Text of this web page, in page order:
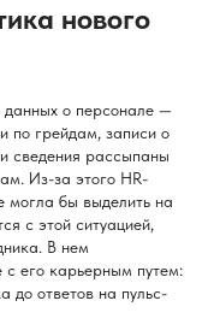
нового
данных о персонале —
по грейдам, записи о
сведения рассыпаны
Из-за этого HR-
могла бы выделить на
с этой ситуацией,
В нем
с его карьерным путем:
до ответов на пульс-